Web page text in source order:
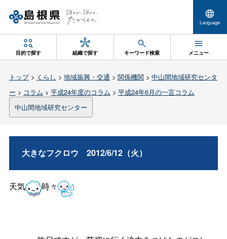
Language
目的で探す 組織で探す キーワード検索 メニュー
トップ> くらし > 地域振興・交通 > 関係機関> 中山間地域研究センタ
ー > コラム > 平成24年度のコラム > 平成24年6月の一言コラム
中山間地域研究センター
大きなフクロウ 2012/6/12（火）
天気 時々